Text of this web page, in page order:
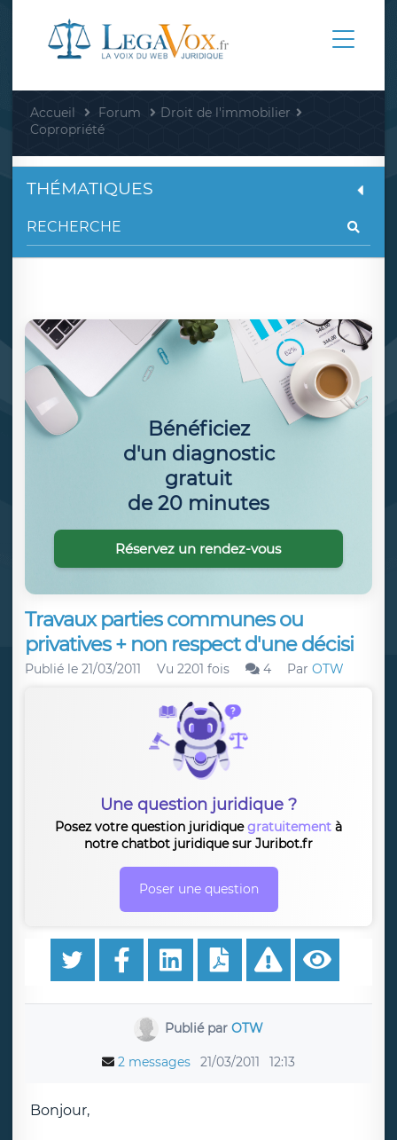
Accueil Forum
Droit de l'immobilier
Copropriété
Travaux parties communes ou
privatives + non respect d'une décisi
Publié le 21/03/2011 Vu 2201 fois 4 Par OTW
Une question juridique ?
Posez votre question juridiquegratuitement à
notre chatbot juridique sur Juribot.fr
Poser une question
Publié parOTW
2 messages 21/03/2011 12:13
Bonjour,
THÉMATIQUES
Bénéficiez
d'un diagnostic
gratuit
de 20 minutes
Réservez un rendez-vous